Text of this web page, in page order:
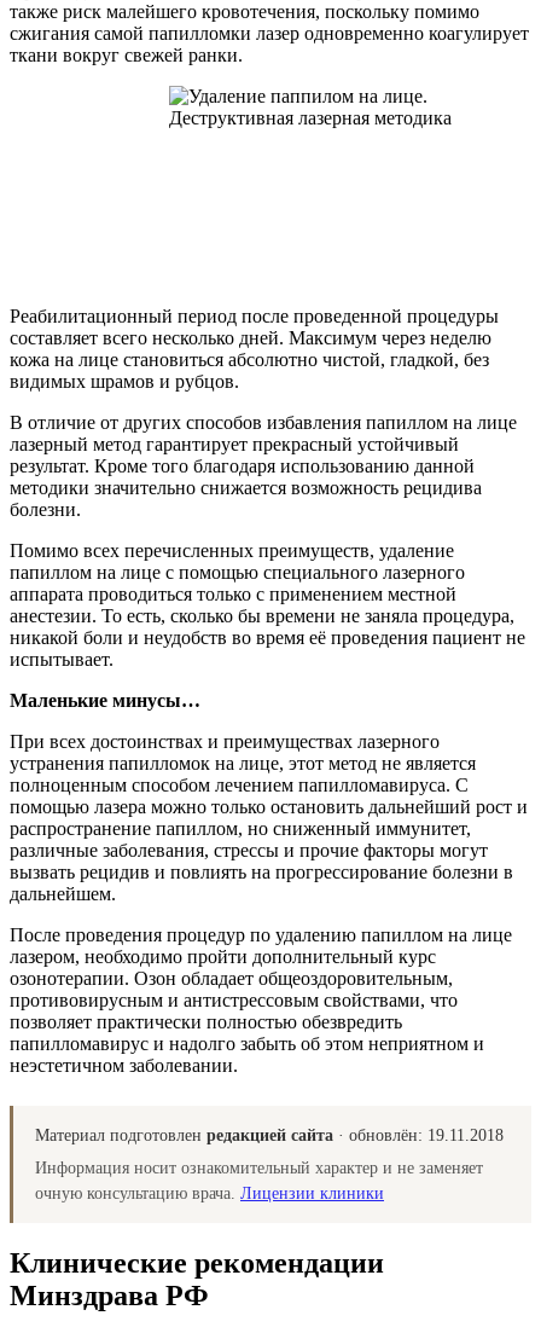
также риск малейшего кровотечения, поскольку помимо
сжигания самой папилломки лазер одновременно коагулирует
ткани вокруг свежей ранки.
Реабилитационный период после проведенной процедуры
составляет всего несколько дней. Максимум через неделю
кожа на лице становиться абсолютно чистой, гладкой, без
видимых шрамов и рубцов.
В отличие от других способов избавления папиллом на лице
лазерный метод гарантирует прекрасный устойчивый
результат. Кроме того благодаря использованию данной
методики значительно снижается возможность рецидива
болезни.
Помимо всех перечисленных преимуществ, удаление
папиллом на лице с помощью специального лазерного
аппарата проводиться только с применением местной
анестезии. То есть, сколько бы времени не заняла процедура,
никакой боли и неудобств во время её проведения пациент не
испытывает.
Маленькие минусы…
При всех достоинствах и преимуществах лазерного
устранения папилломок на лице, этот метод не является
полноценным способом лечением папилломавируса. С
помощью лазера можно только остановить дальнейший рост и
распространение папиллом, но сниженный иммунитет,
различные заболевания, стрессы и прочие факторы могут
вызвать рецидив и повлиять на прогрессирование болезни в
дальнейшем.
После проведения процедур по удалению папиллом на лице
лазером, необходимо пройти дополнительный курс
озонотерапии. Озон обладает общеоздоровительным,
противовирусным и антистрессовым свойствами, что
позволяет практически полностью обезвредить
папилломавирус и надолго забыть об этом неприятном и
неэстетичном заболевании.
Материал подготовлен редакцией сайта · обновлён: 19.11.2018
Информация носит ознакомительный характер и не заменяет
очную консультацию врача. Лицензии клиники
Клинические рекомендации
Минздрава РФ